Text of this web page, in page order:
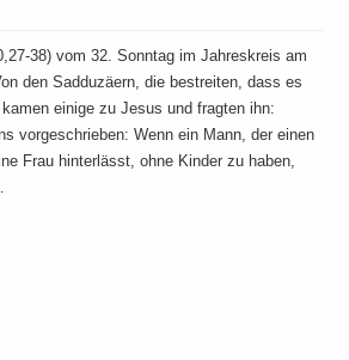
38) vom 32. Sonntag im Jahreskreis am
den Sadduzäern, die bestreiten, dass es
einige zu Jesus und fragten ihn:
vorgeschrieben: Wenn ein Mann, der einen
Frau hinterlässt, ohne Kinder zu haben,